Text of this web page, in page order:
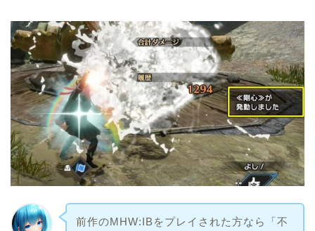
前作のMHW:IBをプレイされた方なら「不